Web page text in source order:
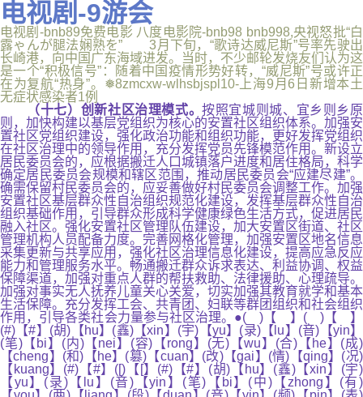
电视剧-9游会
电视剧-bnb89免费电影 八度电影院-bnb98 bnb998,央视怒批“白
露ゃんが腿法娴熟を” 3月下旬，“歌诗达威尼斯”号率先驶出
长崎港，向中国广东海域进发。当时，不少邮轮发烧友们认为这
是一个“积极信号”：随着中国疫情形势好转，“威尼斯”号或许正
在为复航“热身”。❅8zmcxw-wlhsbjspl10-上海9月6日新增本土
无症状感染者1例
（十七）创新社区治理模式。按照宜城则城、宜乡则乡原
则，加快构建以基层党组织为核心的安置社区组织体系。加强安
置社区党组织建设，强化政治功能和组织功能，更好发挥党组织
在社区治理中的领导作用，充分发挥党员先锋模范作用。新设立
居民委员会的，应根据搬迁人口城镇落户进度和居住格局，科学
确定居民委员会规模和辖区范围，推动居民委员会“应建尽建”。
确需保留村民委员会的，应妥善做好村民委员会调整工作。加强
安置社区基层群众性自治组织规范化建设，发挥基层群众性自治
组织基础作用，引导群众形成科学健康绿色生活方式，促进居民
融入社区。强化安置社区管理队伍建设，加大安置区街道、社区
管理机构人员配备力度。完善网格化管理，加强安置区地名信息
采集更新与共享应用，强化社区治理信息化建设，提高应急反应
能力和管理服务水平。畅通搬迁群众诉求表达、利益协调、权益
保障渠道，加强对重点人群的帮扶救助、法律援助、心理疏导。
加强对事实无人抚养儿童关心关爱，切实加强其教育就学和基本
生活保障。充分发挥工会、共青团、妇联等群团组织和社会组织
作用，引导各类社会力量参与社区治理。●( )【 】( )【 】
(#)【#】(胡)【hu】(鑫)【xin】(宇)【yu】(录)【lu】(音)【yin】
(笔)【bi】(内)【nei】(容)【rong】(无)【wu】(合)【he】(成)
【cheng】(和)【he】(篡)【cuan】(改)【gai】(情)【qing】(况)
【kuang】(#)【#】([)【[】(#)【#】(胡)【hu】(鑫)【xin】(宇)
【yu】(录)【lu】(音)【yin】(笔)【bi】(中)【zhong】(有)